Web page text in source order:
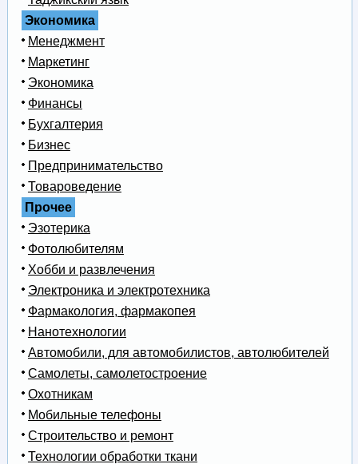
Экономика
Менеджмент
Маркетинг
Экономика
Финансы
Бухгалтерия
Бизнес
Предпринимательство
Товароведение
Прочее
Эзотерика
Фотолюбителям
Хобби и развлечения
Электроника и электротехника
Фармакология, фармакопея
Нанотехнологии
Автомобили, для автомобилистов, автолюбителей
Самолеты, самолетостроение
Охотникам
Мобильные телефоны
Строительство и ремонт
Технологии обработки ткани